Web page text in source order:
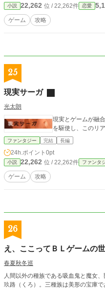
小説 22,262 位 / 22,262件 恋愛
ゲーム 攻略
25
現実サーガ
光太朗
現実とゲームが融
を駆使し、このリ
ファンタジー 完結 長編
24h.ポイント 0pt
小説 22,262 位 / 22,262件 ファンタ
ゲーム 攻略
26
え、ここってＢＬゲームの
春夏秋冬巡
人間以外の種族である吸血鬼と魔女
玖路（くろ）。三種族は美形の宝庫